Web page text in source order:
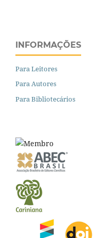
INFORMAÇÕES
Para Leitores
Para Autores
Para Bibliotecários